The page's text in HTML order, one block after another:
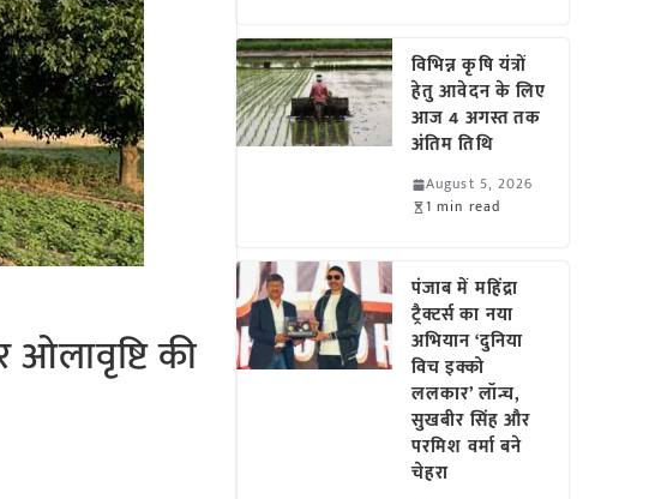
की
विभिन्न कृषि यंत्रों
हेतु आवेदन के लिए
आज 4 अगस्त तक
अंतिम तिथि
August 5, 2026
1 min read
पंजाब में महिंद्रा
ट्रैक्टर्स का नया
अभियान ‘दुनिया
विच इक्को
ललकार’ लॉन्च,
सुखबीर सिंह और
परमिश वर्मा बने
चेहरा